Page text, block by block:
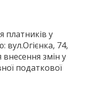
платників у
вул.Огієнка, 74,
змін у
податкової